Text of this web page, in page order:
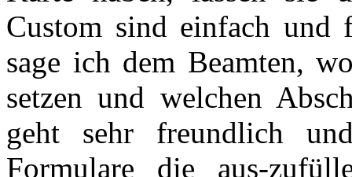
Custom sind einfach und
sage ich dem Beamten,
setzen und welchen
geht sehr freundlich
Formulare die aus-